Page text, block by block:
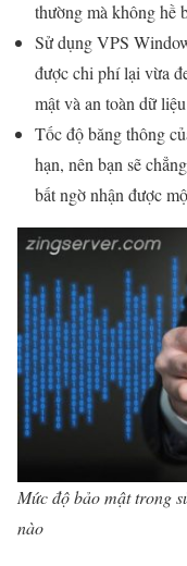
thường mà không hề
Sử dụng VPS
được chi phí lại vừa
mật và an toàn dữ
Tốc độ băng thông
hạn, nên bạn sẽ
bất ngờ nhận được
Mức độ bảo mật trong
nào